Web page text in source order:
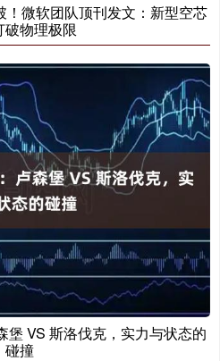
微软团队顶刊发文：新型空芯
破物理极限
堡 VS 斯洛伐克，实力与状态的
碰撞